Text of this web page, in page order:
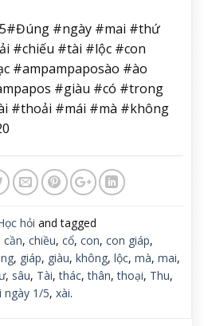
#ngày #mai #thứ
#chiếu #tài #lộc #con
#ampampaposào #ào
#giàu #có #trong
#thoải #mái #mà #không
hỏi and tagged
cần, chiều, cổ, con, con giáp,
, giáp, giàu, không, lộc, mà, mai,
, sâu, Tài,thác,thân,thoại, Thu,
ngày 1/5, xài.